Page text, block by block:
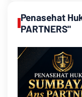
Penasehat
PARTNERS"